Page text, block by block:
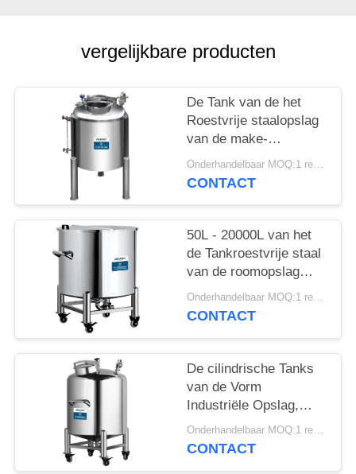
SITEMAP
PRIVACY
POLICY
vergelijkbare producten
De Tank van de het
Roestvrije staalopslag
van de make-
upproductielijn,
Draagbare Vloeibare
Onderhandelbaar MOQ:1 reeks
CONTACT
50L - 20000L van het
de Tankroestvrije staal
van de roomopslag
Materiële 1
Jaargarantie
Onderhandelbaar MOQ:1 reeks
CONTACT
De cilindrische Tanks
van de Vorm
Industriële Opslag,
Geneesmiddel/de Tank
van de Voedselopslag
Onderhandelbaar MOQ:1 reeks
CONTACT